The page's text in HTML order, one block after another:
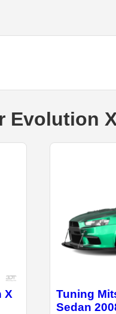
Evolution
X
Tuning
Sedan